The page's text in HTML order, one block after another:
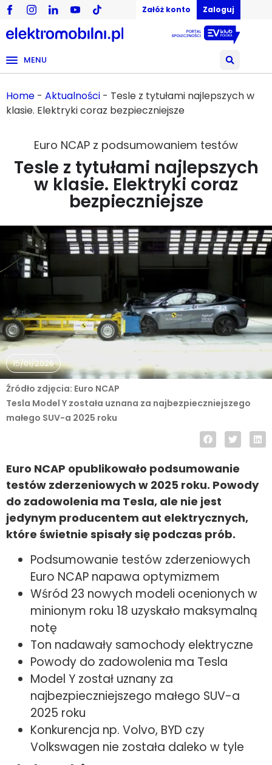
Załóż konto Zaloguj
MENU
Home - Aktualności - Tesle z tytułami najlepszych w
klasie. Elektryki coraz bezpieczniejsze
Euro NCAP z podsumowaniem testów
Tesle z tytułami najlepszych
w klasie. Elektryki coraz
bezpieczniejsze
15/01/2026
Tesla Model Y została uznana za najbezpieczniejszego
małego SUV-a 2025 roku
Źródło zdjęcia: Euro NCAP
Euro NCAP opublikowało podsumowanie
testów zderzeniowych w 2025 roku. Powody
do zadowolenia ma Tesla, ale nie jest
jedynym producentem aut elektrycznych,
które świetnie spisały się podczas prób.
Podsumowanie testów zderzeniowych
Euro NCAP napawa optymizmem
Wśród 23 nowych modeli ocenionych w
minionym roku 18 uzyskało maksymalną
notę
Ton nadawały samochody elektryczne
Powody do zadowolenia ma Tesla
Model Y został uznany za
najbezpieczniejszego małego SUV-a
2025 roku
Konkurencja np. Volvo, BYD czy
Volkswagen nie została daleko w tyle